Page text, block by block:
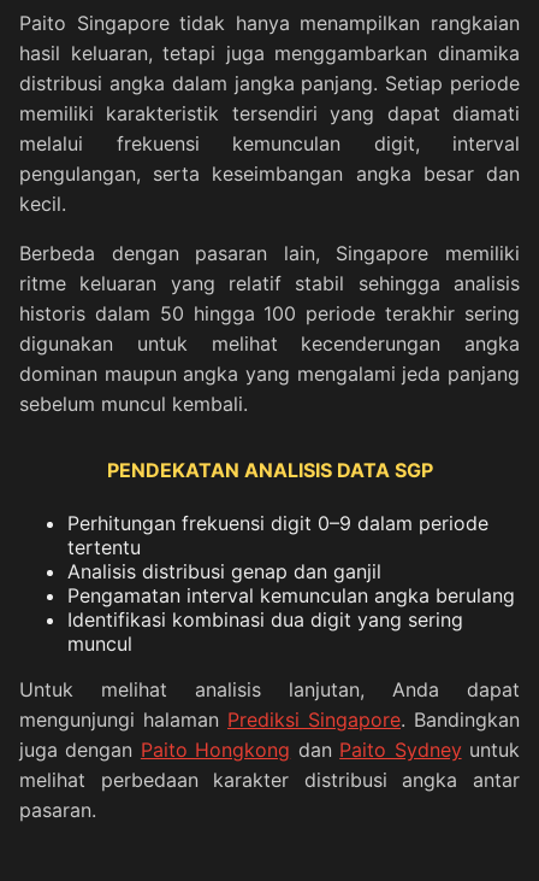
Paito Singapore tidak hanya menampilkan rangkaian
hasil keluaran, tetapi juga menggambarkan dinamika
distribusi angka dalam jangka panjang. Setiap periode
memiliki karakteristik tersendiri yang dapat diamati
melalui frekuensi kemunculan digit, interval
pengulangan, serta keseimbangan angka besar dan
kecil.
Berbeda dengan pasaran lain, Singapore memiliki
ritme keluaran yang relatif stabil sehingga analisis
historis dalam 50 hingga 100 periode terakhir sering
digunakan untuk melihat kecenderungan angka
dominan maupun angka yang mengalami jeda panjang
sebelum muncul kembali.
PENDEKATAN ANALISIS DATA SGP
Perhitungan frekuensi digit 0–9 dalam periode
tertentu
Analisis distribusi genap dan ganjil
Pengamatan interval kemunculan angka berulang
Identifikasi kombinasi dua digit yang sering
muncul
Untuk melihat analisis lanjutan, Anda dapat
mengunjungi halaman Prediksi Singapore. Bandingkan
juga dengan Paito Hongkong dan Paito Sydneyuntuk
melihat perbedaan karakter distribusi angka antar
pasaran.